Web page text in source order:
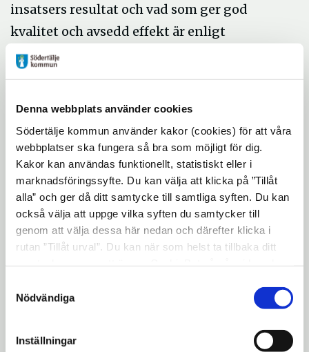
Denna webbplats använder cookies
Södertälje kommun använder kakor (cookies) för att våra
webbplatser ska fungera så bra som möjligt för dig.
Kakor kan användas funktionellt, statistiskt eller i
marknadsföringssyfte. Du kan välja att klicka på ”Tillåt
alla” och ger då ditt samtycke till samtliga syften. Du kan
också välja att uppge vilka syften du samtycker till
genom att välja dessa här nedan och därefter klicka i
rutan ”Tillåt urval”. Du kan när som helst ta tillbaka ditt
"Visa detaljer" kan du läsa om hur kakorna används och
hur vi och våra leverantörer inhämtar och behandlar
Nödvändiga
Inställningar
insatsers resultat och vad som ger god
kvalitet och avsedd effekt är enligt
propositionen en förutsättning för en väl
fungerande socialtjänst.
– Vi fokuserar på kompetensförsörjning
och kompetensutveckling av så kallad
frontlinjepersonal för socialtjänstens
arbete med personer som har ekonomiskt
bistånd. Vi avser att utveckla ett arbete som
i högre grad bygger på beprövad erfarenhet
samt bygga och driva lärande
förbättringar, säger Hans Carlsson.
Den klientgrupp som i första hand ska